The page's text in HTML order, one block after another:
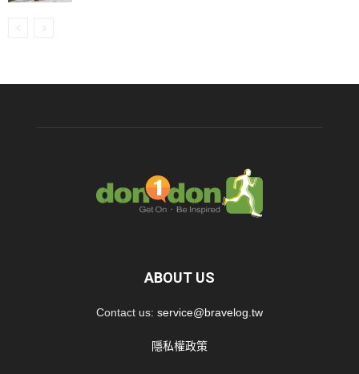
ABOUT US
Contact us: service@bravelog.tw
隱私權政策